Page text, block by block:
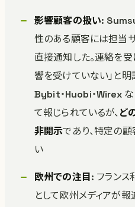
影響顧客の扱い:
性のある顧客には担当
直接通知した。連絡を
響を受けていない」と
Bybit・Huobi・Wirex
て報じられているが、ど
非開示であり、特定の
い
欧州での注目: フラン
として欧州メディアが